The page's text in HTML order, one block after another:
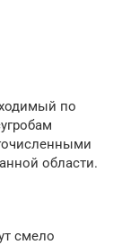
по
области.
смело